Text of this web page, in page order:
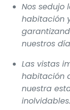
Nos sedujo
habitación
nuestros
Las vistas
habitación
nuestra
inolvidables.